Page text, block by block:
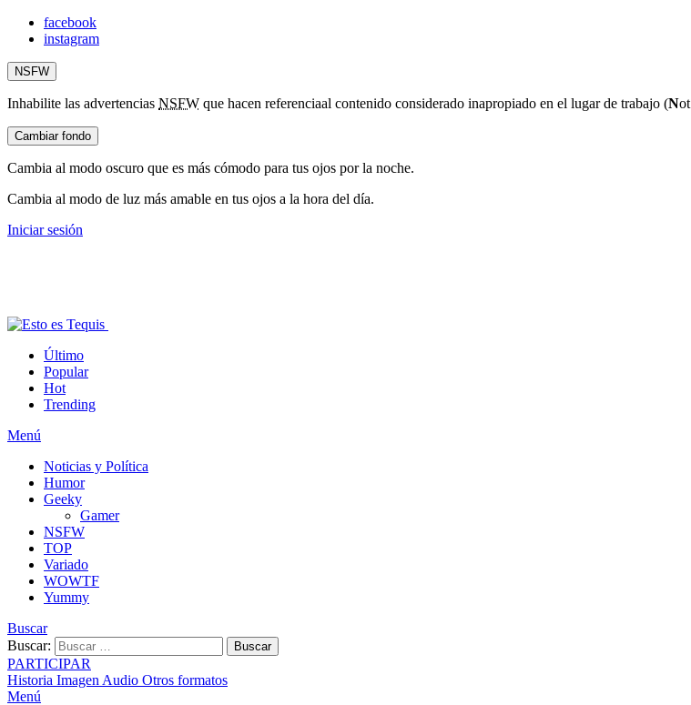
facebook
instagram
NSFW
Inhabilite las advertencias NSFW que hacen referenciaal contenido considerado inapropiado en el lugar de trabajo (Not
Cambiar fondo
Cambia al modo oscuro que es más cómodo para tus ojos por la noche.
Cambia al modo de luz más amable en tus ojos a la hora del día.
Iniciar sesión
Último
Popular
Hot
Trending
Menú
Noticias y Política
Humor
Geeky
Gamer
NSFW
TOP
Variado
WOWTF
Yummy
Buscar
Buscar:
Buscar
PARTICIPAR
Historia Imagen Audio Otros formatos
Menú